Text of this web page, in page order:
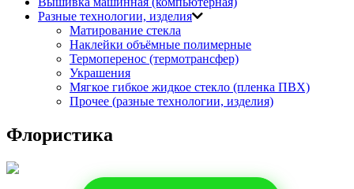
Разные технологии, изделия
Матирование стекла
Наклейки объёмные полимерные
Термоперенос (термотрансфер)
Украшения
Мягкое гибкое жидкое стекло (пленка ПВХ)
Прочее (разные технологии, изделия)
Флористика